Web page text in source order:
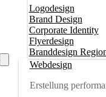
Logodesign
Brand Design
Corporate Identity
Flyerdesign
Branddesign
Webdesign
Erstellung